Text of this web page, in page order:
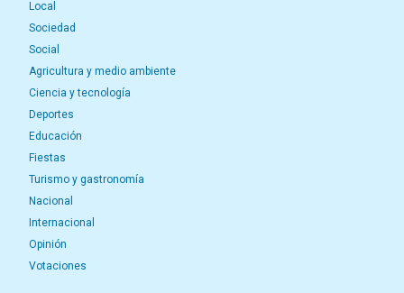
Local
Sociedad
Social
Agricultura y medio ambiente
Ciencia y tecnología
Deportes
Educación
Fiestas
Turismo y gastronomía
Nacional
Internacional
Opinión
Votaciones